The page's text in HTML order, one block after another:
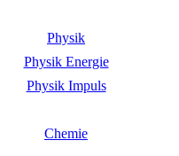
Physik
Physik Energie
Physik Impuls
Chemie